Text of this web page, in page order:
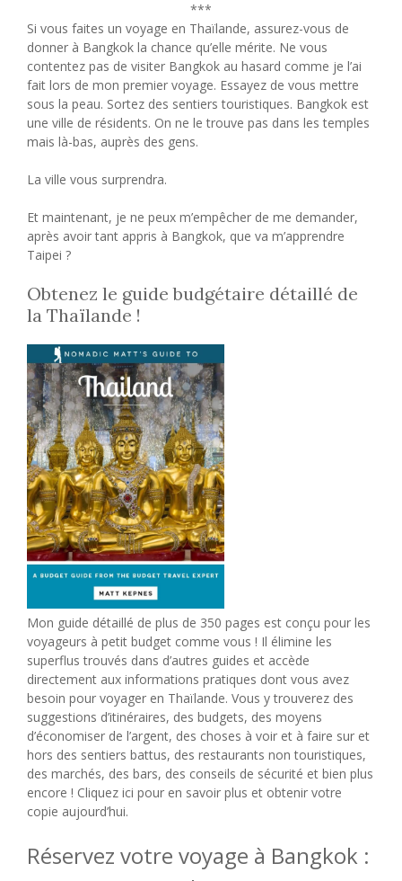
***
Si vous faites un voyage en Thaïlande, assurez-vous de
donner à Bangkok la chance qu’elle mérite. Ne vous
contentez pas de visiter Bangkok au hasard comme je l’ai
fait lors de mon premier voyage. Essayez de vous mettre
sous la peau. Sortez des sentiers touristiques. Bangkok est
une ville de résidents. On ne le trouve pas dans les temples
mais là-bas, auprès des gens.
La ville vous surprendra.
Et maintenant, je ne peux m’empêcher de me demander,
après avoir tant appris à Bangkok, que va m’apprendre
Taipei ?
Obtenez le guide budgétaire détaillé de
la Thaïlande !
Mon guide détaillé de plus de 350 pages est conçu pour les
voyageurs à petit budget comme vous ! Il élimine les
superflus trouvés dans d’autres guides et accède
directement aux informations pratiques dont vous avez
besoin pour voyager en Thaïlande. Vous y trouverez des
suggestions d’itinéraires, des budgets, des moyens
d’économiser de l’argent, des choses à voir et à faire sur et
hors des sentiers battus, des restaurants non touristiques,
des marchés, des bars, des conseils de sécurité et bien plus
encore ! Cliquez ici pour en savoir plus et obtenir votre
copie aujourd’hui.
Réservez votre voyage à Bangkok :